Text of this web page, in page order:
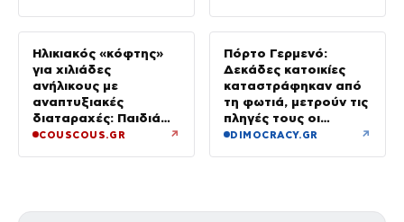
Ηλικιακός «κόφτης»
για χιλιάδες
ανήλικους με
αναπτυξιακές
διαταραχές: Παιδιά
ενός κατώτερου θεού
COUSCOUS.GR ↗
Πόρτο Γερμενό:
Δεκάδες κατοικίες
καταστράφηκαν από
τη φωτιά, μετρούν τις
πληγές τους οι
κάτοικοι
DIMOCRACY.GR ↗